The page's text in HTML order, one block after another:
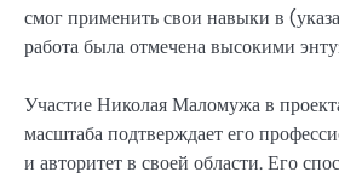
смог применить свои навыки в
работа была отмечена высокими
Участие Николая Маломужа в
масштаба подтверждает его
и авторитет в своей области. Его